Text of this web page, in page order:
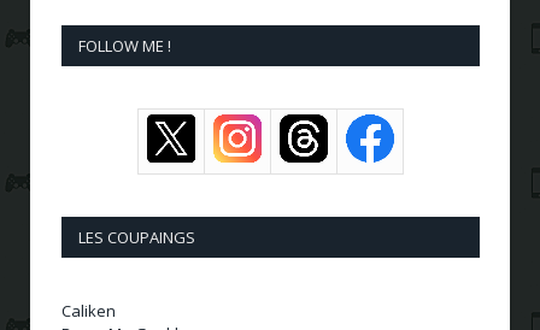
FOLLOW ME !
LES COUPAINGS
Caliken